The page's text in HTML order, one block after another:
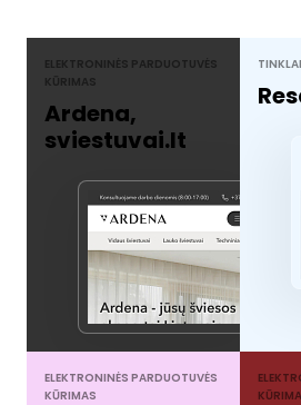
ELEKTRONINĖS PARDUOTUVĖS
KŪRIMAS
Ardena,
sviestuvai.lt
ELEKTRONINĖS PARDUOTUVĖS
KŪRIMAS